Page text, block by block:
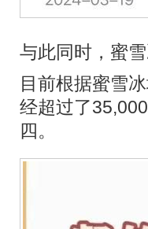
与此同时，蜜
目前根据蜜雪
经超过了
四。